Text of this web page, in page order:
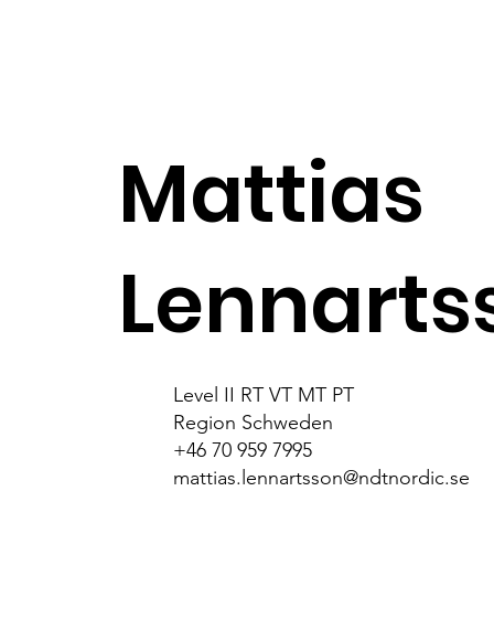
Mattias
Level II RT VT MT PT
Region Schweden
+46 70 959 7995
mattias.lennartsson@ndtnordic.se